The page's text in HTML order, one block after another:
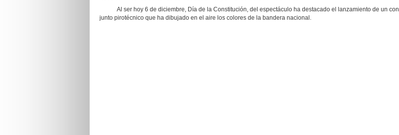
Al ser hoy 6 de diciembre, Día de la Constitución, del espectáculo ha destacado el lanzamiento de un con
junto pirotécnico que ha dibujado en el aire los colores de la bandera nacional.